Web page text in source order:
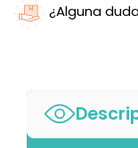
¿Alguna